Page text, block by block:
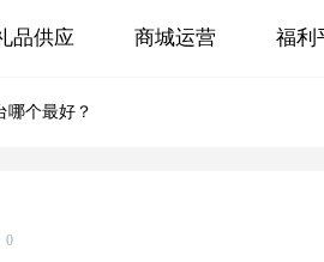
品供应 商城运营 福利
哪个最好？
0